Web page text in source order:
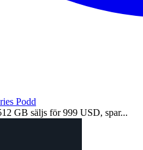
Podd
GB säljs för 999 USD, spar...